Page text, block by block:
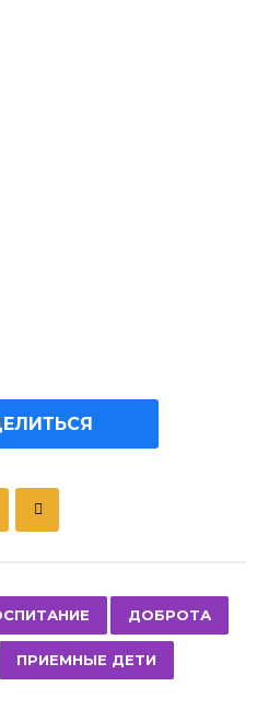
ДОБРОТА
ПРИЕМНЫЕ ДЕТИ